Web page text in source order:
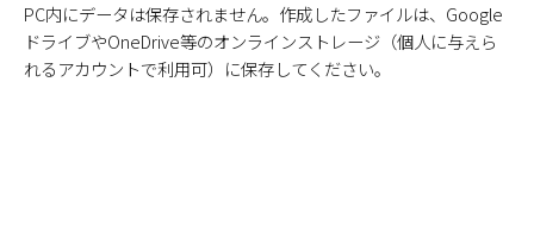
PC内にデータは保存されません。作成したファイルは、Google
ドライブやOneDrive等のオンラインストレージ（個人に与えら
れるアカウントで利用可）に保存してください。